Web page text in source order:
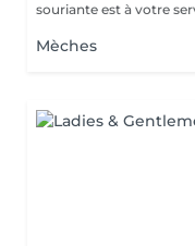
souriante est à votre
Mèches